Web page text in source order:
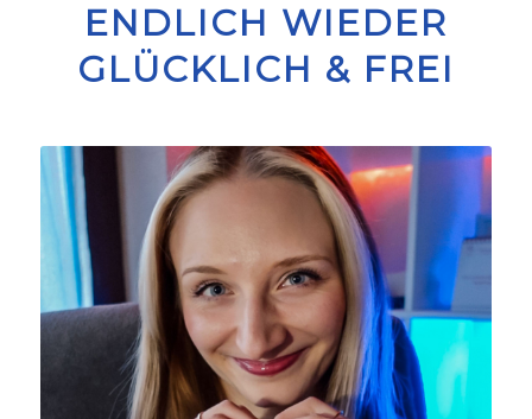
ENDLICH WIEDER
GLÜCKLICH & FREI